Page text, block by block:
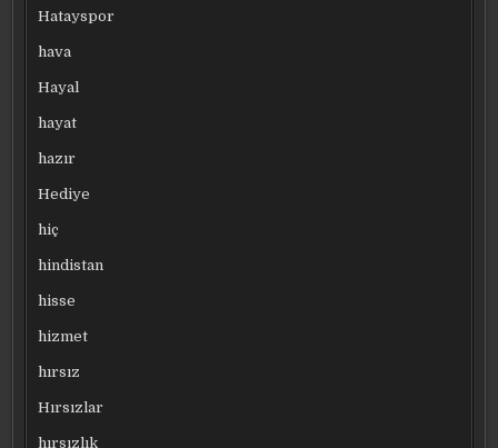
Hatayspor
hava
Hayal
hayat
hazır
Hediye
hiç
hindistan
hisse
hizmet
hırsız
Hırsızlar
hırsızlık